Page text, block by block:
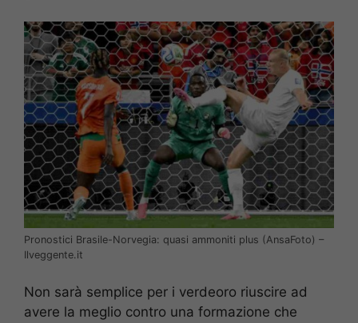
Pronostici Brasile-Norvegia: quasi ammoniti plus (AnsaFoto) –
Ilveggente.it
Non sarà semplice per i verdeoro riuscire ad
avere la meglio contro una formazione che